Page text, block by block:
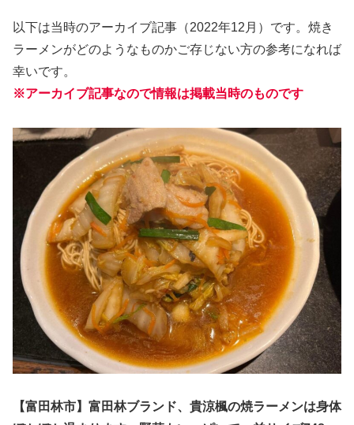
以下は当時のアーカイブ記事（2022年12月）です。焼き
ラーメンがどのようなものかご存じない方の参考になれば
幸いです。
※アーカイブ記事なので情報は掲載当時のものです
【富田林市】富田林ブランド、貴涼楓の焼ラーメンは身体